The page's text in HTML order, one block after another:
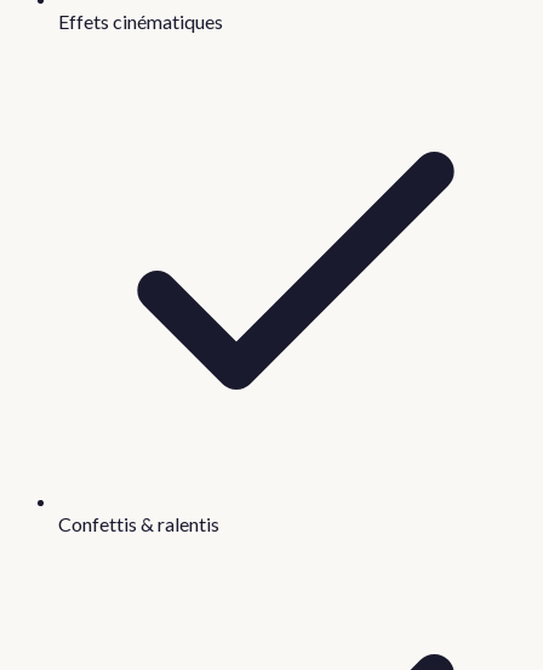
Effets cinématiques
Confettis & ralentis